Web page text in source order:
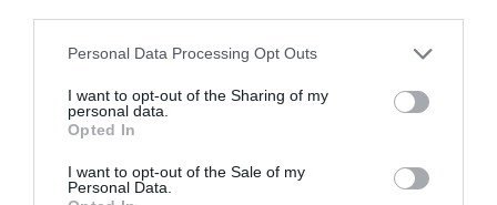
Please note that this website/app uses one or more Google
not limited to your visit or usage behaviour. You may click to
grant or deny consent to Google and its third-party tags to
use your data for below specified purposes in below Google
consent section.
Personal Data Processing Opt Outs
I want to opt-out of the Sharing of my
personal data.
Opted In
I want to opt-out of the Sale of my
Personal Data.